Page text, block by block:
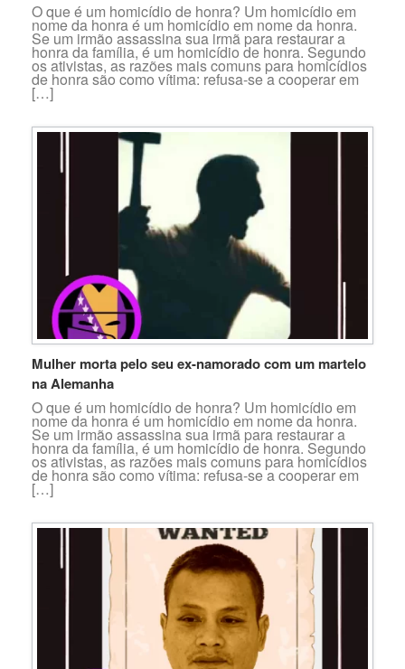
O que é um homicídio de honra? Um homicídio em
nome da honra é um homicídio em nome da honra.
Se um irmão assassina sua irmã para restaurar a
honra da família, é um homicídio de honra. Segundo
os ativistas, as razões mais comuns para homicídios
de honra são como vítima: refusa-se a cooperar em
[…]
Mulher morta pelo seu ex-namorado com um martelo
na Alemanha
O que é um homicídio de honra? Um homicídio em
nome da honra é um homicídio em nome da honra.
Se um irmão assassina sua irmã para restaurar a
honra da família, é um homicídio de honra. Segundo
os ativistas, as razões mais comuns para homicídios
de honra são como vítima: refusa-se a cooperar em
[…]